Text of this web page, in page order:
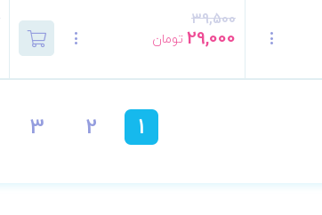
39,500
29,000 تومان
1
2
3